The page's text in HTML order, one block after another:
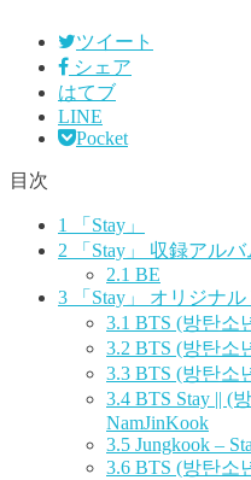
ツイート
シェア
はてブ
LINE
Pocket
目次
1 「Stay」
2 「Stay」 収録アルバ
2.1 BE
3 「Stay」 オリジナ
3.1 BTS (방탄소
3.2 BTS (방탄소
3.3 BTS (방탄소
3.4 BTS Stay || (
NamJinKook
3.5 Jungkook –
3.6 BTS (방탄소